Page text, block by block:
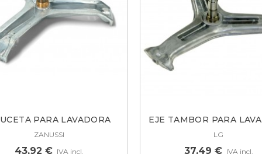
PARA LAVADORA
ZANUSSI...
ZANUSSI
43,92 € IVA incl.
EJE TAMBOR PARA
LG....
LG
37,49 € IVA incl.